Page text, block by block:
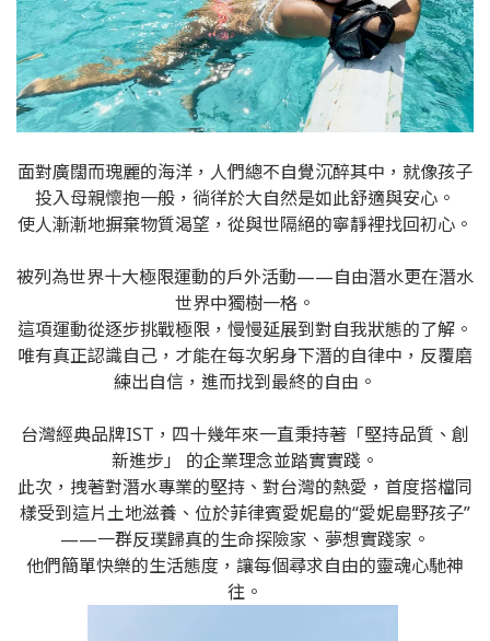
面對廣闊而瑰麗的海洋，人們總不自覺沉醉其中，就像孩子
投入母親懷抱一般，徜徉於大自然是如此舒適與安心。
使人漸漸地摒棄物質渴望，從與世隔絕的寧靜裡找回初心。
被列為世界十大極限運動的戶外活動——自由潛水更在潛水
世界中獨樹一格。
這項運動從逐步挑戰極限，慢慢延展到對自我狀態的了解。
唯有真正認識自己，才能在每次躬身下潛的自律中，反覆磨
練出自信，進而找到最終的自由。
台灣經典品牌IST ，四十幾年來一直秉持著「堅持品質、創
新進步」 的企業理念並踏實實踐。
此次，拽著對潛水專業的堅持、對台灣的熱愛，首度搭檔同
樣受到這片土地滋養、位於菲律賓愛妮島的“愛妮島野孩子”
——一群反璞歸真的生命探險家、夢想實踐家。
他們簡單快樂的生活態度，讓每個尋求自由的靈魂心馳神
往。